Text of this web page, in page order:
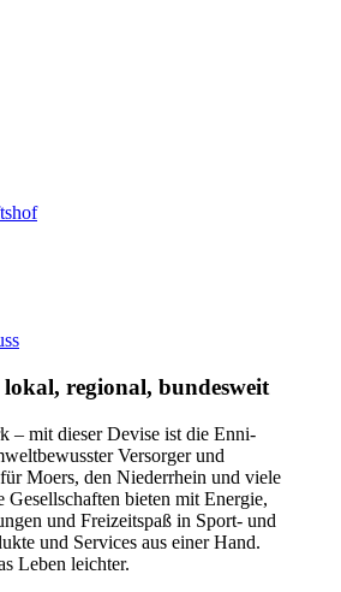
regional, bundesweit
– mit dieser Devise ist die Enni-
Versorger und
Moers, den Niederrhein und viele
bieten mit Energie,
und Freizeitspaß in Sport- und
und Services aus einer Hand.
Leben leichter.